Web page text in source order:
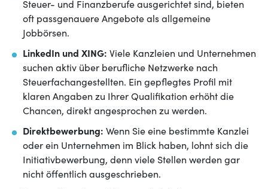
Steuer- und Finanzberufe ausgerichtet sind, bieten
oft passgenauere Angebote als allgemeine
Jobbörsen.
LinkedIn und XING: Viele Kanzleien und Unternehmen
suchen aktiv über berufliche Netzwerke nach
Steuerfachangestellten. Ein gepflegtes Profil mit
klaren Angaben zu Ihrer Qualifikation erhöht die
Chancen, direkt angesprochen zu werden.
Direktbewerbung: Wenn Sie eine bestimmte Kanzlei
oder ein Unternehmen im Blick haben, lohnt sich die
Initiativbewerbung, denn viele Stellen werden gar
nicht öffentlich ausgeschrieben.